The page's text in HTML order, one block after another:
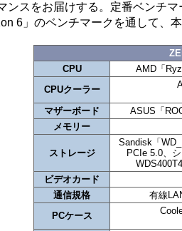
ンスをお届けする。定番ベンチ
6」のベンチマークを通して、
CPU
AMD「
CPUクーラー
マザーボード
ASUS「
メモリー
ストレージ
Sandisk「
PCIe 5.0、
ビデオカード
通信規格
有線
PCケース